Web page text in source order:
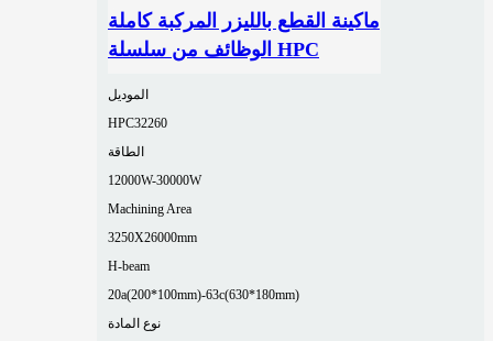
ماكينة القطع بالليزر المركبة كاملة
الوظائف من سلسلة HPC
الموديل
HPC32260
الطاقة
12000W-30000W
Machining Area
3250X26000mm
H-beam
20a(200*100mm)-63c(630*180mm)
نوع المادة